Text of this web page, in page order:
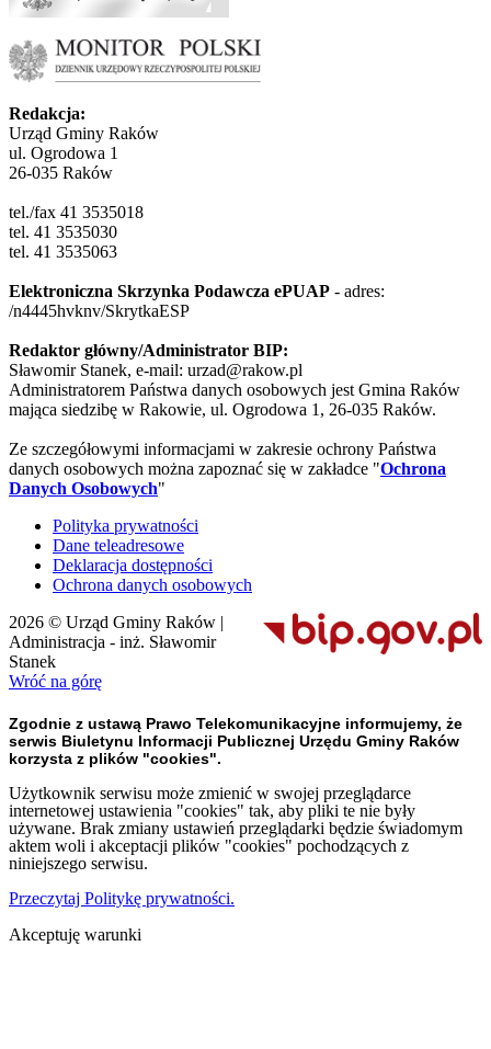
Redakcja:
Urząd Gminy Raków
ul. Ogrodowa 1
26-035 Raków
tel./fax 41 3535018
tel. 41 3535030
tel. 41 3535063
Elektroniczna Skrzynka Podawcza ePUAP - adres:
/n4445hvknv/SkrytkaESP
Redaktor główny/Administrator BIP:
Sławomir Stanek, e-mail: urzad@rakow.pl
Administratorem Państwa danych osobowych jest Gmina Raków
mająca siedzibę w Rakowie, ul. Ogrodowa 1, 26-035 Raków.
Ze szczegółowymi informacjami w zakresie ochrony Państwa
danych osobowych można zapoznać się w zakładce "Ochrona
Danych Osobowych"
Polityka prywatności
Dane teleadresowe
Deklaracja dostępności
Ochrona danych osobowych
2026 © Urząd Gminy Raków |
Administracja - inż. Sławomir
Stanek
Wróć na górę
Zgodnie z ustawą Prawo Telekomunikacyjne informujemy, że
serwis Biuletynu Informacji Publicznej Urzędu Gminy Raków
korzysta z plików "cookies".
Użytkownik serwisu może zmienić w swojej przeglądarce
internetowej ustawienia "cookies" tak, aby pliki te nie były
używane. Brak zmiany ustawień przeglądarki będzie świadomym
aktem woli i akceptacji plików "cookies" pochodzących z
niniejszego serwisu.
Przeczytaj Politykę prywatności.
Akceptuję warunki